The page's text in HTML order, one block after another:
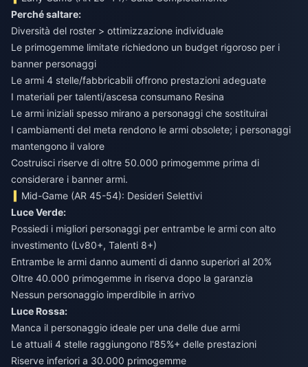
Perché saltare:
Diversità del roster > ottimizzazione individuale
Le primogemme limitate richiedono un budget rigoroso per i
banner personaggi
Le armi 4 stelle/fabbricabili offrono prestazioni adeguate
I materiali per talenti/ascesa consumano Resina
Le armi iniziali spesso mirano a personaggi che sostituirai
I cambiamenti del meta rendono le armi obsolete; i personaggi
mantengono il valore
Costruisci riserve di oltre 50.000 primogemme prima di
considerare i banner armi.
Mid-Game (AR 45-54): Desideri Selettivi
Luce Verde:
Possiedi i migliori personaggi per entrambe le armi con alto
investimento (Lv80+, Talenti 8+)
Entrambe le armi danno aumenti di danno superiori al 20%
Oltre 40.000 primogemme in riserva dopo la garanzia
Nessun personaggio imperdibile in arrivo
Luce Rossa:
Manca il personaggio ideale per una delle due armi
Le attuali 4 stelle raggiungono l'85%+ delle prestazioni
Riserve inferiori a 30.000 primogemme